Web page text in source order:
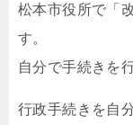
松本市役所で「
す。
自分で手続きを
行政手続きを自